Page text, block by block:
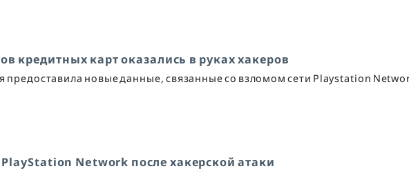
кредитных карт оказались в руках хакеров
предоставила новые данные, связанные со взломом сети Playstation
Network после хакерской атаки